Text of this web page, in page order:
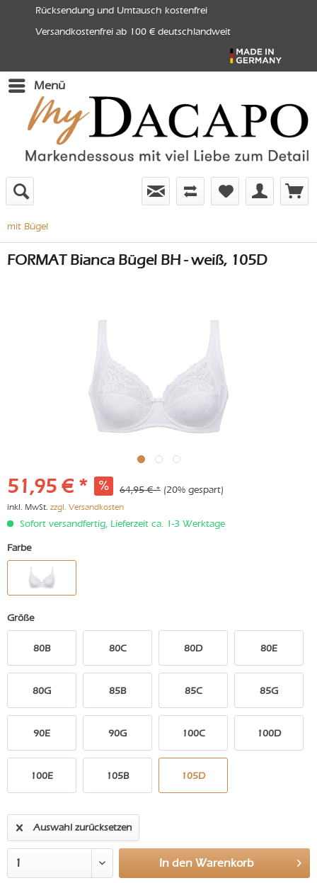
Rücksendung und Umtausch kostenfrei
Versandkostenfrei ab 100 € deutschlandweit
Menü
mit Bügel
FORMAT Bianca Bügel BH - weiß, 105D
51,95 € * 64,95 € * (20% gespart)
inkl. MwSt. zzgl. Versandkosten
Sofort versandfertig, Lieferzeit ca. 1-3 Werktage
Farbe
Größe
80B 80C 80D 80E
80G 85B 85C 85G
90E 90G 100C 100D
100E 105B 105D
Auswahl zurücksetzen
In den Warenkorb